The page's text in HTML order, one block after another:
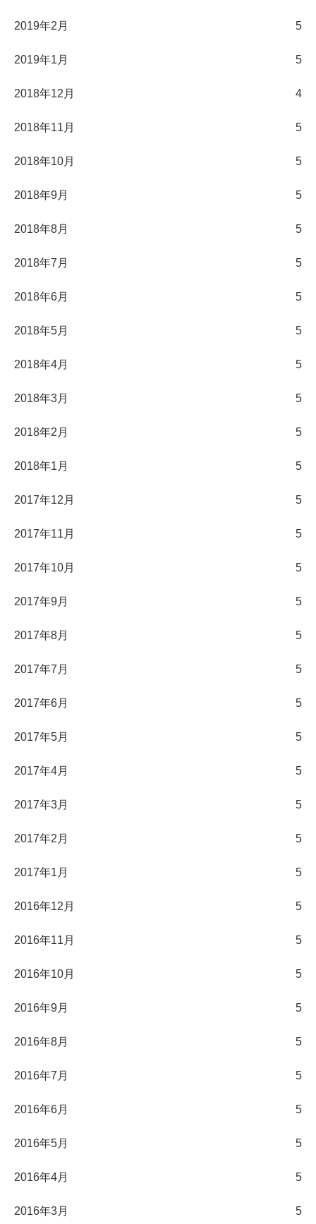
2019年2月 5
2019年1月 5
2018年12月 4
2018年11月 5
2018年10月 5
2018年9月 5
2018年8月 5
2018年7月 5
2018年6月 5
2018年5月 5
2018年4月 5
2018年3月 5
2018年2月 5
2018年1月 5
2017年12月 5
2017年11月 5
2017年10月 5
2017年9月 5
2017年8月 5
2017年7月 5
2017年6月 5
2017年5月 5
2017年4月 5
2017年3月 5
2017年2月 5
2017年1月 5
2016年12月 5
2016年11月 5
2016年10月 5
2016年9月 5
2016年8月 5
2016年7月 5
2016年6月 5
2016年5月 5
2016年4月 5
2016年3月 5